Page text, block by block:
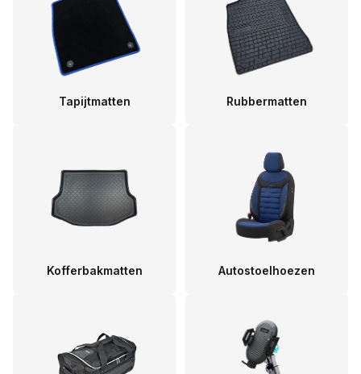
Tapijtmatten Rubbermatten
Kofferbakmatten Autostoelhoezen